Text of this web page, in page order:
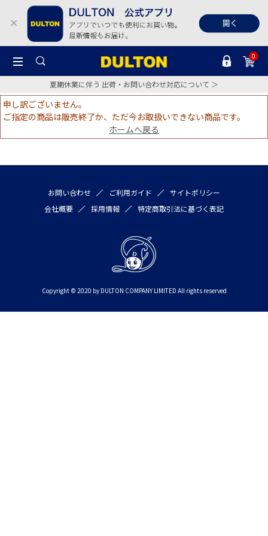
0
夏期休業に伴う 出荷・お問い合わせ対応について ＞
申し訳ございません。
ご指定の商品は販売終了か、ただ今お取扱いできない商品です。
ホームへ戻る
お問い合わせ ご利用ガイド
サイトポリシー
会社概要
採用情報 特定商取引法に基づく表記
Copyright © 2020 by DULTON COMPANY LIMITED All rights reserved